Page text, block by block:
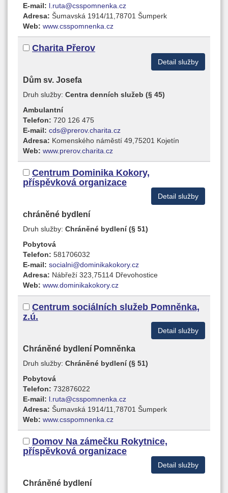
E-mail: l.ruta@csspomnenka.cz
Adresa: Šumavská 1914/11,78701 Šumperk
Web: www.csspomnenka.cz
Charita Přerov
Detail služby
Dům sv. Josefa
Druh služby: Centra denních služeb (§ 45)
Ambulantní
Telefon: 720 126 475
E-mail: cds@prerov.charita.cz
Adresa: Komenského náměstí 49,75201 Kojetín
Web: www.prerov.charita.cz
Centrum Dominika Kokory,
příspěvková organizace
Detail služby
chráněné bydlení
Druh služby: Chráněné bydlení (§ 51)
Pobytová
Telefon: 581706032
E-mail: socialni@dominikakokory.cz
Adresa: Nábřeží 323,75114 Dřevohostice
Web: www.dominikakokory.cz
Centrum sociálních služeb Pomněnka,
z.ú.
Detail služby
Chráněné bydlení Pomněnka
Druh služby: Chráněné bydlení (§ 51)
Pobytová
Telefon: 732876022
E-mail: l.ruta@csspomnenka.cz
Adresa: Šumavská 1914/11,78701 Šumperk
Web: www.csspomnenka.cz
Domov Na zámečku Rokytnice,
příspěvková organizace
Detail služby
Chráněné bydlení